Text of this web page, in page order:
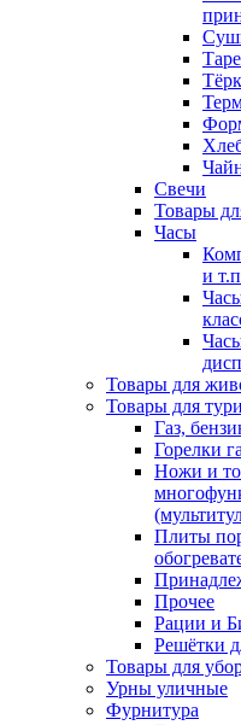
Свечи
Товары
Часы
и
Товары для
Товары для
Газ,
Горелки
Ножи и
Плиты
Прочее
Рации и
Решётки
Товары для
Урны уличные
Фурнитура